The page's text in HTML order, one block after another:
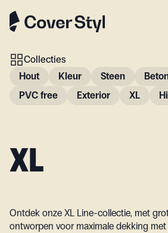
Collecties
Hout
Kleur Steen
PVC free
Exterior XL
XL
Ontdek onze XL Line-collectie, met
ontworpen voor maximale dekking met